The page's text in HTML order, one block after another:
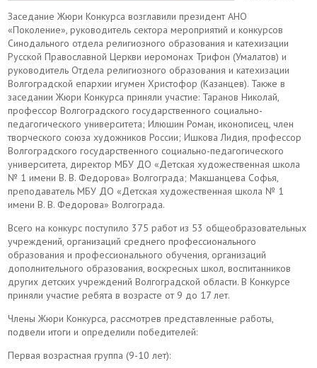
Заседание Жюри Конкурса возглавили президент АНО
«Поколение», руководитель сектора мероприятий и конкурсов
Синодального отдела религиозного образования и катехизации
Русской Православной Церкви иеромонах Трифон (Умалатов) и
руководитель Отдела религиозного образования и катехизации
Волгоградской епархии игумен Христофор (Казанцев). Также в
заседании Жюри Конкурса приняли участие: Таранов Николай,
профессор Волгоградского государственного социально-
педагогического университета; Илюшин Роман, иконописец, член
творческого союза художников России; Ишкова Лидия, профессор
Волгоградского государственного социально-педагогического
университета, директор МБУ ДО «Детская художественная школа
№ 1 имени В. В. Федорова» Волгограда; Макшанцева Софья,
преподаватель МБУ ДО «Детская художественная школа № 1
имени В. В. Федорова» Волгограда.
Всего на конкурс поступило 375 работ из 53 общеобразовательных
учреждений, организаций среднего профессионального
образования и профессионального обучения, организаций
дополнительного образования, воскресных школ, воспитанников
других детских учреждений Волгоградской области. В Конкурсе
приняли участие ребята в возрасте от 9 до 17 лет.
Члены Жюри Конкурса, рассмотрев представленные работы,
подвели итоги и определили победителей:
Первая возрастная группа (9-10 лет):